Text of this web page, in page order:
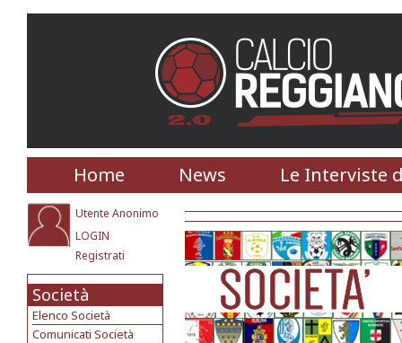
Home News Le Interviste
Utente Anonimo
LOGIN
Registrati
Società
Elenco Società
Comunicati Società